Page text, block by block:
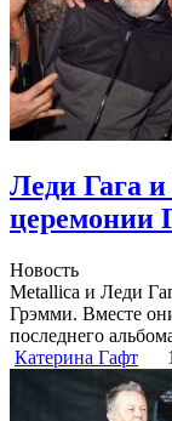
Леди Гага
церемонии
Новость
Metallica и Леди
Грэмми. Вместе
последнего
Катерина Гафт